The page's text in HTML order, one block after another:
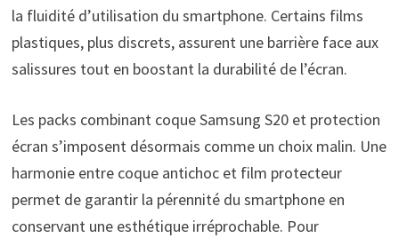
la fluidité d’utilisation du smartphone. Certains films
plastiques, plus discrets, assurent une barrière face aux
salissures tout en boostant la durabilité de l’écran.
Les packs combinant coque Samsung S20 et protection
écran s’imposent désormais comme un choix malin. Une
harmonie entre coque antichoc et film protecteur
permet de garantir la pérennité du smartphone en
conservant une esthétique irréprochable. Pour